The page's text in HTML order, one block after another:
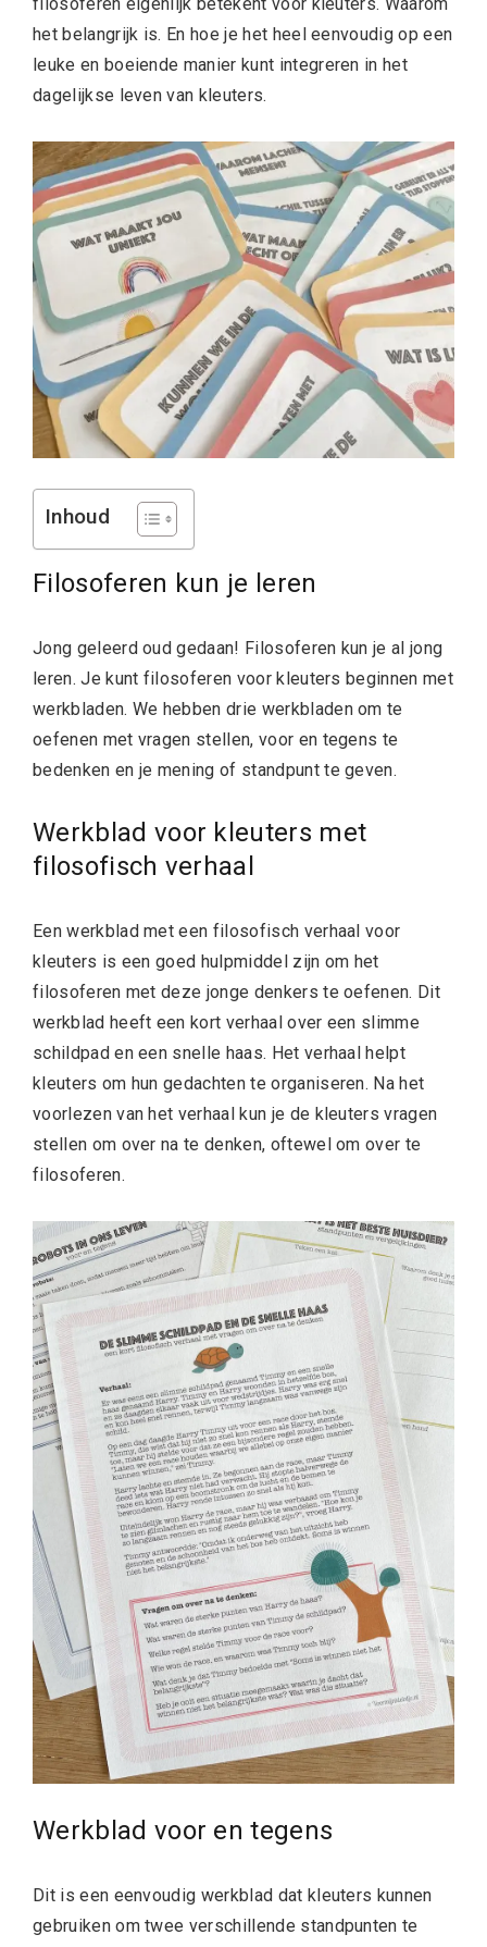
het belangrijk is. En hoe je het heel eenvoudig op een
leuke en boeiende manier kunt integreren in het
dagelijkse leven van kleuters.
Inhoud
Filosoferen kun je leren
Jong geleerd oud gedaan! Filosoferen kun je al jong
leren. Je kunt filosoferen voor kleuters beginnen met
werkbladen. We hebben drie werkbladen om te
oefenen met vragen stellen, voor en tegens te
bedenken en je mening of standpunt te geven.
Werkblad voor kleuters met
filosofisch verhaal
Een werkblad met een filosofisch verhaal voor
kleuters is een goed hulpmiddel zijn om het
filosoferen met deze jonge denkers te oefenen. Dit
werkblad heeft een kort verhaal over een slimme
schildpad en een snelle haas. Het verhaal helpt
kleuters om hun gedachten te organiseren. Na het
voorlezen van het verhaal kun je de kleuters vragen
stellen om over na te denken, oftewel om over te
filosoferen.
Werkblad voor en tegens
Dit is een eenvoudig werkblad dat kleuters kunnen
gebruiken om twee verschillende standpunten te